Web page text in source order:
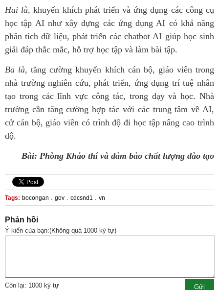
Hai là, khuyến khích phát triển và ứng dụng các công cụ
học tập AI như xây dựng các ứng dụng AI có khả năng
phân tích dữ liệu, phát triển các chatbot AI giúp học sinh
giải đáp thắc mắc, hỗ trợ học tập và làm bài tập.
Ba là, tăng cường khuyến khích cán bộ, giáo viên trong
nhà trường nghiên cứu, phát triển, ứng dụng trí tuệ nhân
tạo trong các lĩnh vực công tác, trong dạy và học. Nhà
trường cần tăng cường hợp tác với các trung tâm về AI,
cử cán bộ, giáo viên có trình độ đi học tập nâng cao trình
độ.
Bài: Phòng Khảo thí và đảm bảo chất lượng đào tạo
Tags: bocongan . gov . cdcsnd1 . vn
Phản hồi
Ý kiến của bạn:(Không quá 1000 ký tự)
Còn lại: 1000 ký tự